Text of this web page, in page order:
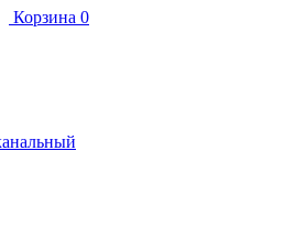
Корзина 0